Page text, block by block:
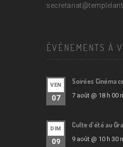
secretariat@
ÉVÉNEMENTS À
VEN
07
Soirées Cinéma
7 août @ 18 h 00
DIM
09
Culte d’été au
9 août @ 10 h 30